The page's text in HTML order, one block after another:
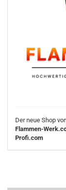
Der neue Shop
Flammen-
Profi.com